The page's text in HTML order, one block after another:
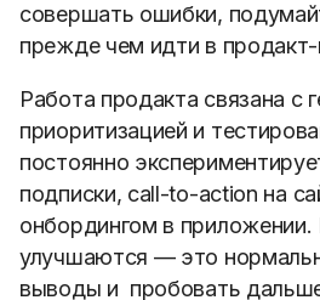
совершать ошибки,
прежде чем идти в
Работа продакта связана с
приоритизацией и
постоянно
подписки, call-to-action на
онбордингом в приложении.
улучшаются — это
выводы и пробовать